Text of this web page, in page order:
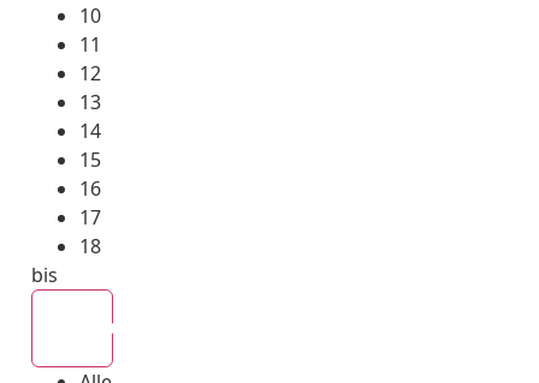
10
11
12
13
14
15
16
17
18
bis